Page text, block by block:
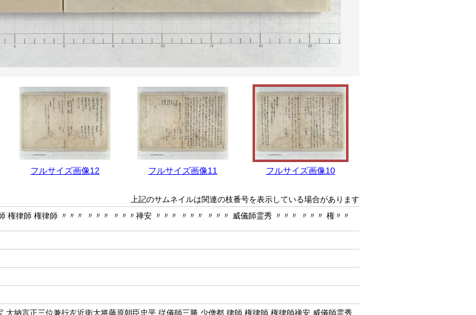
フルサイズ画像12 フルサイズ画像11 フルサイズ画像10
上記のサムネイルは関連の枝番号を表示している場合があります
権律師 権律師 〃〃〃 〃〃〃 〃〃〃禅安 〃〃〃 〃〃〃 〃〃〃 威儀師霊秀 〃〃〃 〃〃〃 権〃〃
大納言正三位兼行左近衛大将藤原朝臣忠平 従儀師三勝 少僧都 律師 権律師 権律師禅安 威儀師霊秀